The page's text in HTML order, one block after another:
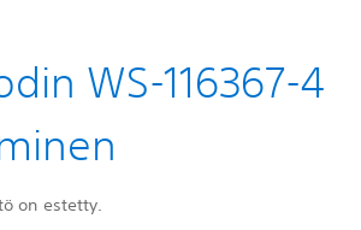
WS-116367-4
on estetty.